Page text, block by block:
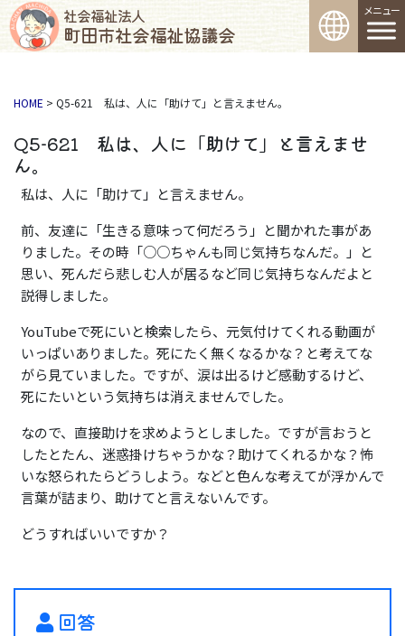
社会福祉法人
町田市社会福祉協議会
コンテンツへスキップ
メインナビゲーション
HOME > Q5-621 私は、人に「助けて」と言えません。
Q5-621 私は、人に「助けて」と言えませ
ん。
私は、人に「助けて」と言えません。
前、友達に「生きる意味って何だろう」と聞かれた事があ
りました。その時「○○ちゃんも同じ気持ちなんだ。」と
思い、死んだら悲しむ人が居るなど同じ気持ちなんだよと
説得しました。
YouTubeで死にいと検索したら、元気付けてくれる動画が
いっぱいありました。死にたく無くなるかな？と考えてな
がら見ていました。ですが、涙は出るけど感動するけど、
死にたいという気持ちは消えませんでした。
なので、直接助けを求めようとしました。ですが言おうと
したとたん、迷惑掛けちゃうかな？助けてくれるかな？怖
いな怒られたらどうしよう。などと色んな考えてが浮かんで
言葉が詰まり、助けてと言えないんです。
どうすればいいですか？
回答